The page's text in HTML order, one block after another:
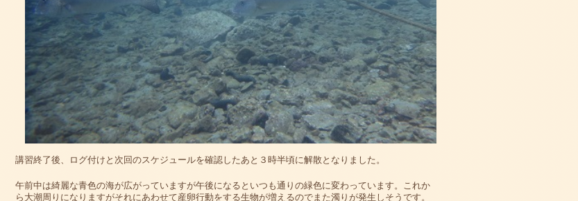
講習終了後、ログ付けと次回のスケジュールを確認したあと３時半頃に解散となりました。
午前中は綺麗な青色の海が広がっていますが午後になるといつも通りの緑色に変わっています。これか
ら大潮周りになりますがそれにあわせて産卵行動をする生物が増えるのでまた濁りが発生しそうです。